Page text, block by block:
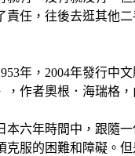
任，往後去逛其他
年，2004年發行中
作者奧根．海瑞格，
六年時間中，跟隨
服的困難和障礙。